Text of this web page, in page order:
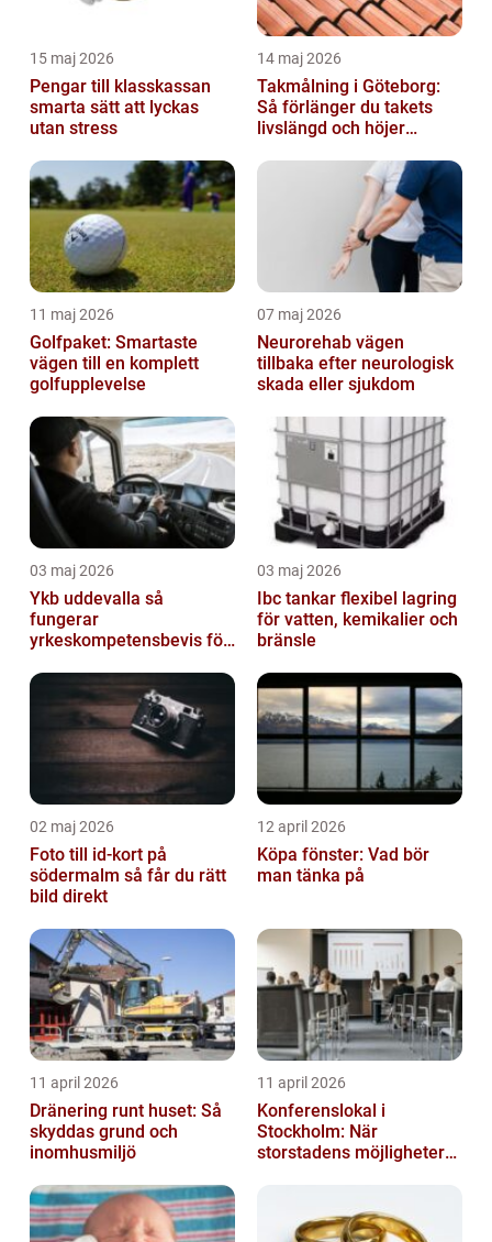
15 maj 2026
Pengar till klasskassan
smarta sätt att lyckas
utan stress
14 maj 2026
Takmålning i Göteborg:
Så förlänger du takets
livslängd och höjer
11 maj 2026
Golfpaket: Smartaste
vägen till en komplett
golfupplevelse
07 maj 2026
Neurorehab vägen
tillbaka efter neurologisk
skada eller sjukdom
03 maj 2026
Ykb uddevalla så
fungerar
yrkeskompetensbevis för
03 maj 2026
Ibc tankar flexibel lagring
för vatten, kemikalier och
bränsle
02 maj 2026
Foto till id-kort på
södermalm så får du rätt
bild direkt
12 april 2026
Köpa fönster: Vad bör
man tänka på
11 april 2026
Dränering runt huset: Så
skyddas grund och
inomhusmiljö
11 april 2026
Konferenslokal i
Stockholm: När
storstadens möjligheter